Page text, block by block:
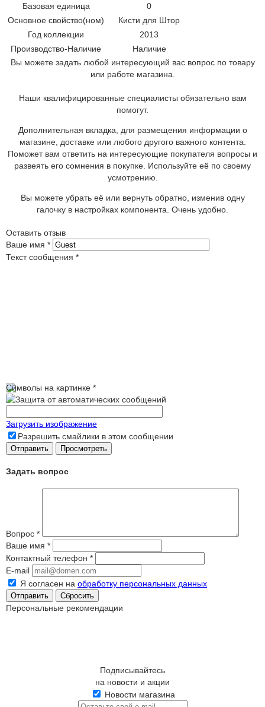
Базовая единица
0
Основное свойство(ном)
Кисти для Штор
Год коллекции
2013
Производство-Наличие
Наличие
Вы можете задать любой интересующий вас вопрос по товару
или работе магазина.
Наши квалифицированные специалисты обязательно вам
помогут.
Дополнительная вкладка, для размещения информации о
магазине, доставке или любого другого важного контента.
Поможет вам ответить на интересующие покупателя вопросы и
развеять его сомнения в покупке. Используйте её по своему
усмотрению.
Вы можете убрать её или вернуть обратно, изменив одну
галочку в настройках компонента. Очень удобно.
Оставить отзыв
Ваше имя *
Текст сообщения *
Символы на картинке *
Загрузить изображение
Разрешить смайлики в этом сообщении
Задать вопрос
Вопрос *
Ваше имя *
Контактный телефон *
E-mail
Я согласен на обработку персональных данных
Сбросить
Персональные рекомендации
Подписывайтесь
на новости и акции
Новости магазина